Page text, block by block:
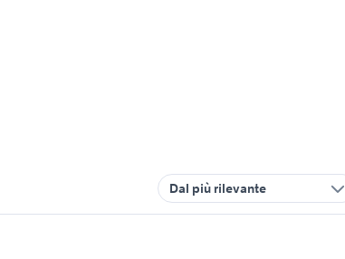
Dal più rilevante